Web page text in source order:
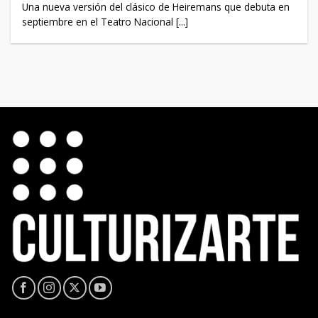
Una nueva versión del clásico de Heiremans que debuta en
septiembre en el Teatro Nacional [...]